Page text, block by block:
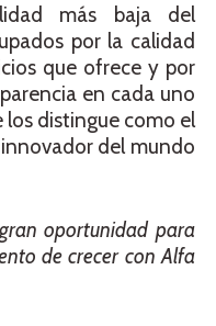
más baja del
por la calidad
que ofrece y por
en cada uno
los distingue como el
del mundo
oportunidad para
de crecer con Alfa